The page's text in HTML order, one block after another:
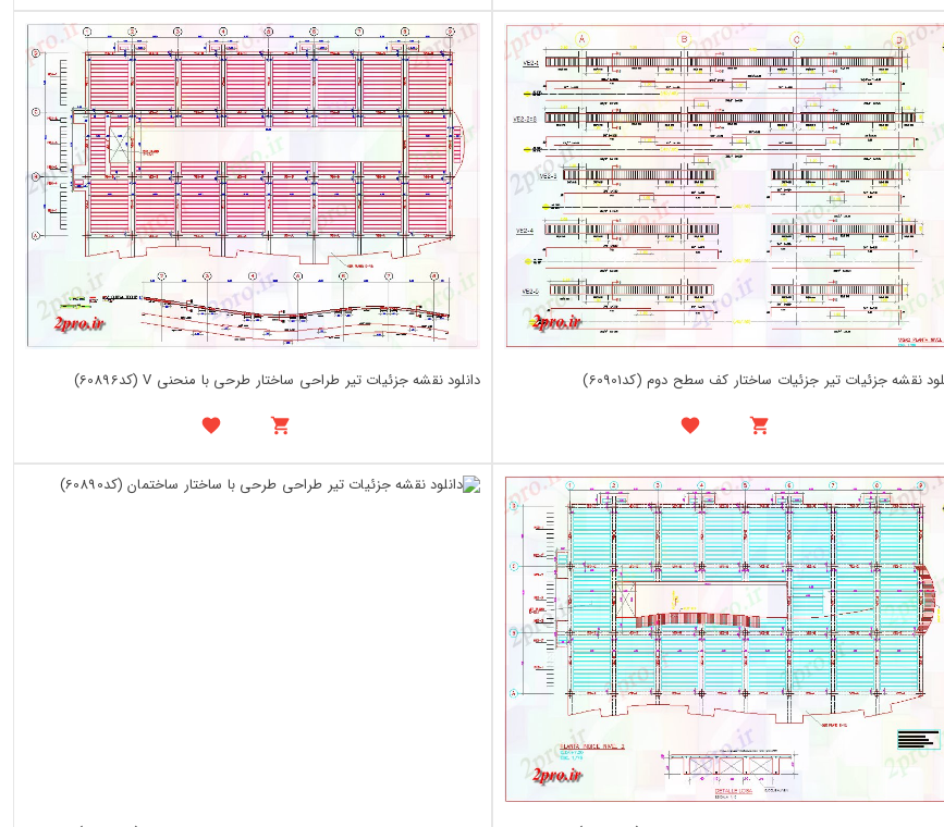
نقشه جزئیات تیر جزئیات ساختار کف سطح دوم (کد60901) دانلود نقشه جزئیات تیر طراحی ساختار طرحی با منحنی V (کد60896)